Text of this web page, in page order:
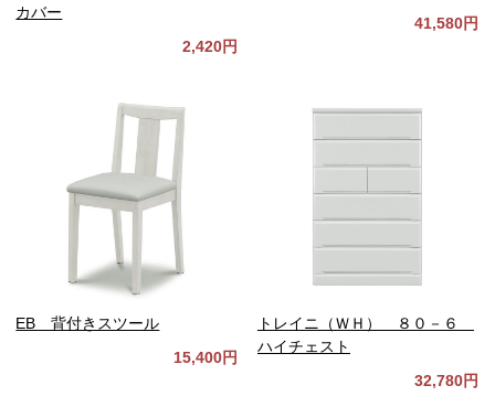
カバー
2,420円
41,580円
EB 背付きスツール
15,400円
トレイニ（ＷＨ） ８０－６
ハイチェスト
32,780円